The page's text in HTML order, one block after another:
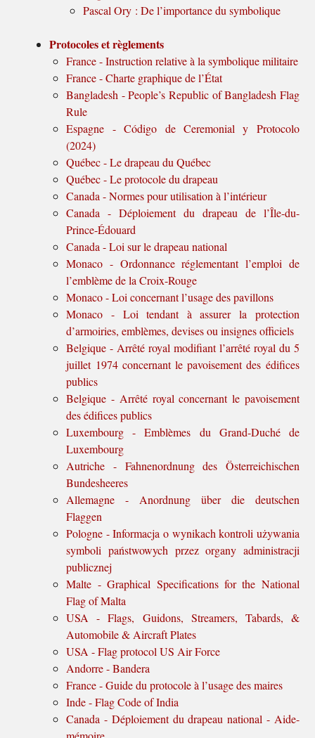
Pascal Ory : De l’importance du symbolique
Protocoles et règlements
France - Instruction relative à la symbolique militaire
France - Charte graphique de l’État
Bangladesh - People’s Republic of Bangladesh Flag
Rule
Espagne - Código de Ceremonial y Protocolo
(2024)
Québec - Le drapeau du Québec
Québec - Le protocole du drapeau
Canada - Normes pour utilisation à l’intérieur
Canada - Déploiement du drapeau de l’Île-du-
Prince-Édouard
Canada - Loi sur le drapeau national
Monaco - Ordonnance réglementant l’emploi de
l’emblème de la Croix-Rouge
Monaco - Loi concernant l’usage des pavillons
Monaco - Loi tendant à assurer la protection
d’armoiries, emblèmes, devises ou insignes officiels
Belgique - Arrêté royal modifiant l’arrêté royal du 5
juillet 1974 concernant le pavoisement des édifices
publics
Belgique - Arrêté royal concernant le pavoisement
des édifices publics
Luxembourg - Emblèmes du Grand-Duché de
Luxembourg
Autriche - Fahnenordnung des Österreichischen
Bundesheeres
Allemagne - Anordnung über die deutschen
Flaggen
Pologne - Informacja o wynikach kontroli używania
symboli państwowych przez organy administracji
publicznej
Malte - Graphical Specifications for the National
Flag of Malta
USA - Flags, Guidons, Streamers, Tabards, &
Automobile & Aircraft Plates
USA - Flag protocol US Air Force
Andorre - Bandera
France - Guide du protocole à l’usage des maires
Inde - Flag Code of India
Canada - Déploiement du drapeau national - Aide-